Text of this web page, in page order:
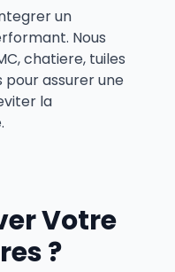
un
Nous
chatiere, tuiles
assurer une
la
Votre
?